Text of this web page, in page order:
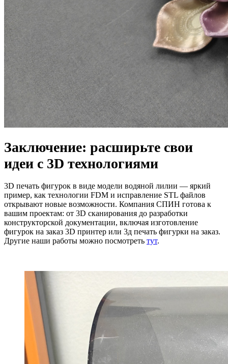
Заключение: расширьте свои
идеи с 3D технологиями
3D печать фигурок в виде модели водяной лилии — яркий
пример, как технологии FDM и исправление STL файлов
открывают новые возможности. Компания СПИН готова к
вашим проектам: от 3D сканирования до разработки
конструкторской документации, включая изготовление
фигурок на заказ 3D принтер или 3д печать фигурки на заказ.
Другие наши работы можно посмотреть тут.